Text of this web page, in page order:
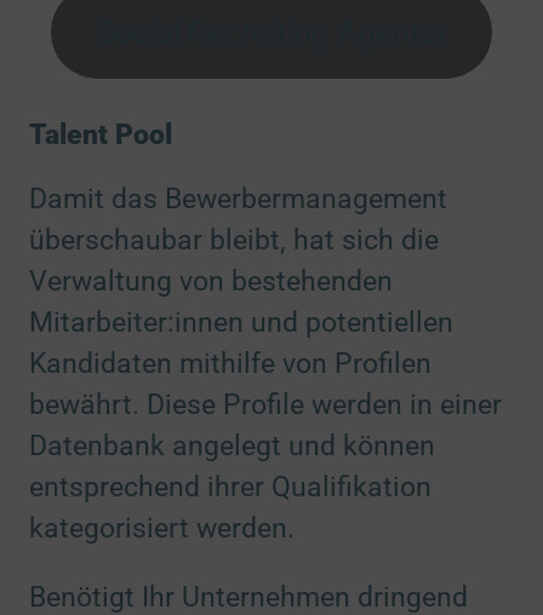
Talent Pool
Damit das Bewerbermanagement
überschaubar bleibt, hat sich die
Verwaltung von bestehenden
Mitarbeiter:innen und potentiellen
Kandidaten mithilfe von Profilen
bewährt. Diese Profile werden in einer
Datenbank angelegt und können
entsprechend ihrer Qualifikation
kategorisiert werden.
Benötigt Ihr Unternehmen dringend